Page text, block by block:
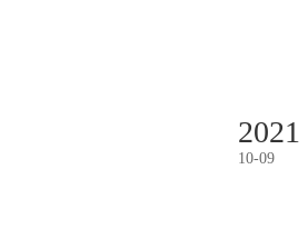
2021
10-09